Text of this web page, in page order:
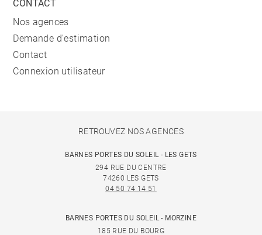
CONTACT
Nos agences
Demande d'estimation
Contact
Connexion utilisateur
RETROUVEZ NOS AGENCES
BARNES PORTES DU SOLEIL - LES GETS
294 RUE DU CENTRE
74260 LES GETS
04 50 74 14 51
BARNES PORTES DU SOLEIL - MORZINE
185 RUE DU BOURG